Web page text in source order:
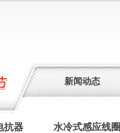
新闻动态
抗器 水冷式感应线圈